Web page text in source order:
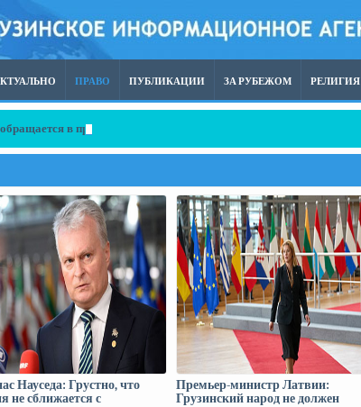
ПРАВО ПУБЛИКАЦИИ ЗА РУБЕЖОМ РЕЛИГИЯ
в прокуратуру в связи с заявлением Гии Барамидзе
Науседа: Грустно, что
не сближается с
Премьер-министр Латвии:
Грузинский народ не должен